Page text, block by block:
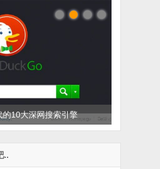
10大深网搜索引擎
..